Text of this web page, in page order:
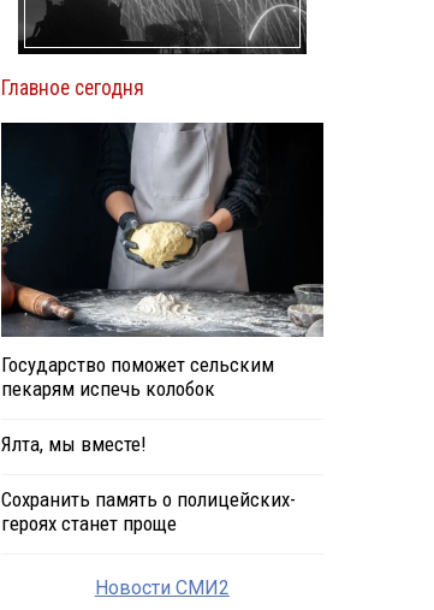
Главное сегодня
Государство поможет сельским
пекарям испечь колобок
Ялта, мы вместе!
Сохранить память о полицейских-
героях станет проще
Новости СМИ2